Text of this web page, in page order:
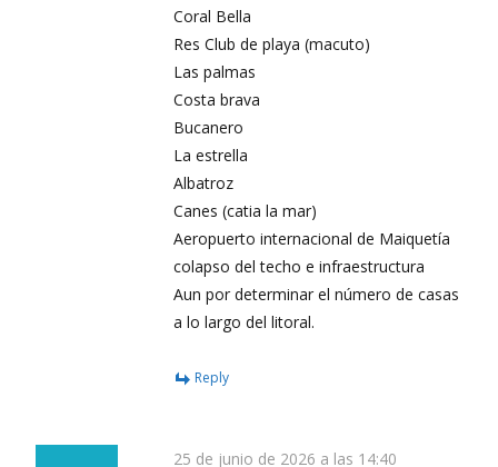
Coral Bella
Res Club de playa (macuto)
Las palmas
Costa brava
Bucanero
La estrella
Albatroz
Canes (catia la mar)
Aeropuerto internacional de Maiquetía
colapso del techo e infraestructura
Aun por determinar el número de casas
a lo largo del litoral.
Reply
25 de junio de 2026 a las 14:40